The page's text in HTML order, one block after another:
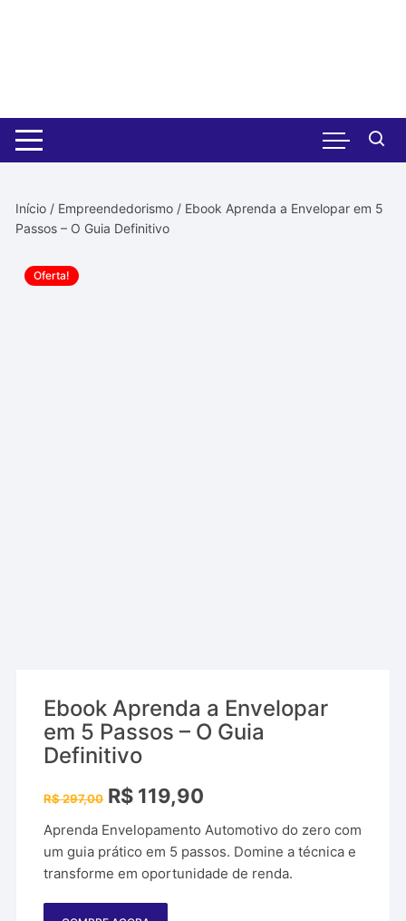
Início / Empreendedorismo / Ebook Aprenda a Envelopar em 5
Passos – O Guia Definitivo
Oferta!
Ebook Aprenda a Envelopar
em 5 Passos – O Guia
Definitivo
R$297,00 O
preço
era:
R$ 297,00.
R$ 119,90
é:
R$ 119,90.
Aprenda Envelopamento Automotivo do zero com
um guia prático em 5 passos. Domine a técnica e
transforme em oportunidade de renda.